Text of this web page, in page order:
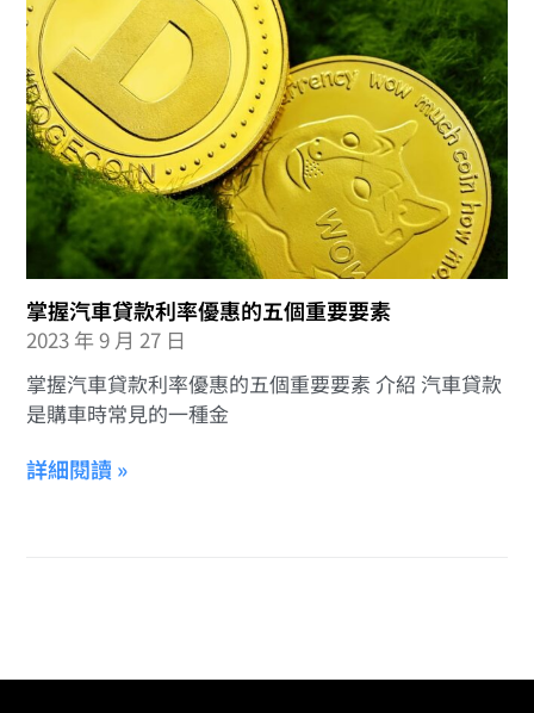
掌握汽車貸款利率優惠的五個重要要素
2023 年 9 月 27 日
掌握汽車貸款利率優惠的五個重要要素 介紹 汽車貸款
是購車時常見的一種金
詳細閱讀 »